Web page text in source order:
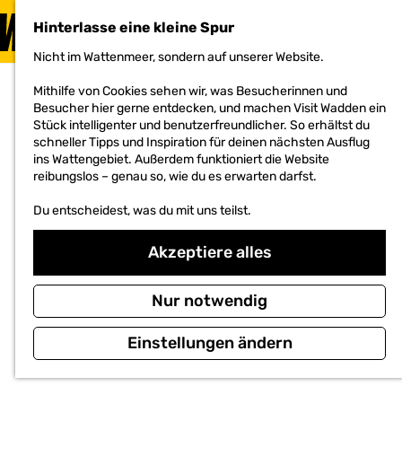
Hinterlasse eine kleine Spur
Nicht im Wattenmeer, sondern auf unserer Website.
Mithilfe von Cookies sehen wir, was Besucherinnen und
Besucher hier gerne entdecken, und machen Visit Wadden ein
Stück intelligenter und benutzerfreundlicher. So erhältst du
schneller Tipps und Inspiration für deinen nächsten Ausflug
ins Wattengebiet. Außerdem funktioniert die Website
reibungslos – genau so, wie du es erwarten darfst.
Du entscheidest, was du mit uns teilst.
Akzeptiere alles
Nur notwendig
Einstellungen ändern
G